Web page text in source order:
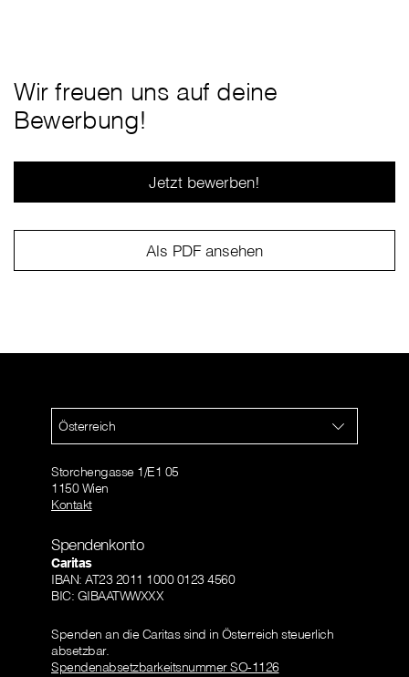
Wir freuen uns auf deine
Bewerbung!
Jetzt bewerben!
Als PDF ansehen
Österreich
Storchengasse 1/E1 05
1150 Wien
Kontakt
Spendenkonto
Caritas
IBAN: AT23 2011 1000 0123 4560
BIC: GIBAATWWXXX
Spenden an die Caritas sind in Österreich steuerlich
absetzbar.
Spendenabsetzbarkeitsnummer SO-1126